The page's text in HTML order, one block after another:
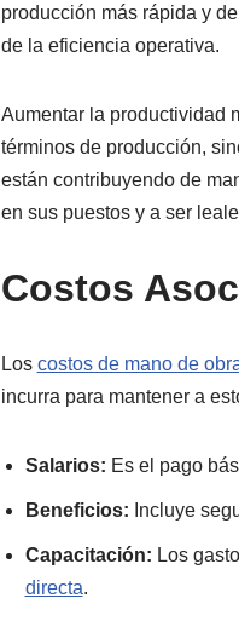
producción más rápida y
de la eficiencia operativa.
Aumentar la productividad
términos de producción,
están contribuyendo de
en sus puestos y a ser
Costos
Los costos de mano de
incurra para mantener a
Salarios: Es el pago
Beneficios: Incluye
Capacitación: Los
directa.